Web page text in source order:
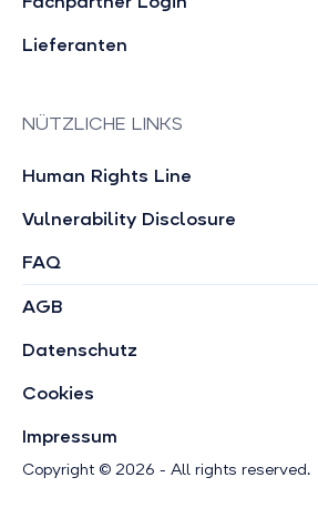
Lieferanten
NÜTZLICHE LINKS
Human Rights Line
Vulnerability Disclosure
FAQ
Copyright © 2026 - All rights reserved.
AGB
Datenschutz
Cookies
Impressum